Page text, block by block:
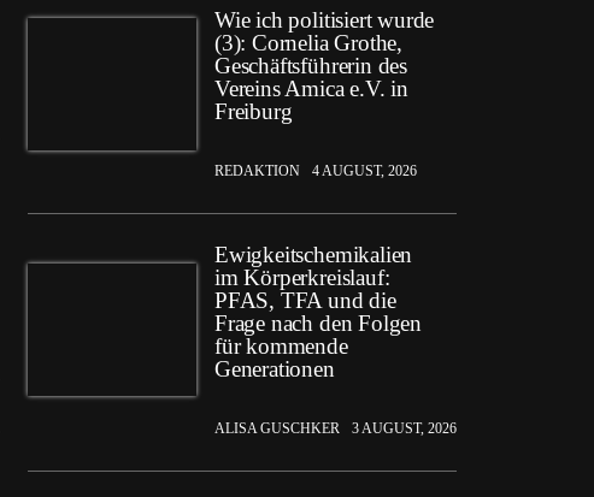
Wie ich politisiert wurde
(3): Cornelia Grothe,
Geschäftsführerin des
Vereins Amica e.V. in
Freiburg
REDAKTION 4 AUGUST, 2026
Ewigkeitschemikalien
im Körperkreislauf:
PFAS, TFA und die
Frage nach den Folgen
für kommende
Generationen
ALISA GUSCHKER 3 AUGUST, 2026